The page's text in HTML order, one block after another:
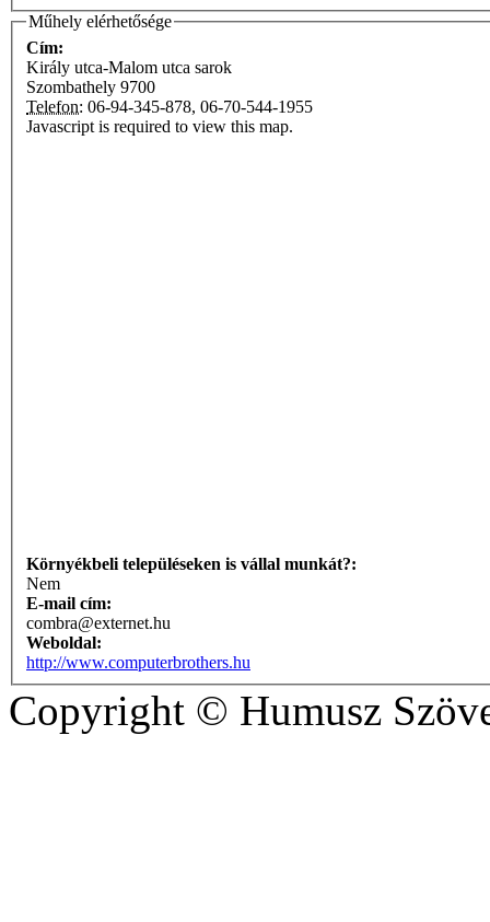
Műhely elérhetősége
Cím:
Király utca-Malom utca sarok
Szombathely 9700
Telefon: 06-94-345-878, 06-70-544-1955
Javascript is required to view this map.
Környékbeli településeken is vállal munkát?:
Nem
E-mail cím:
combra@externet.hu
Weboldal:
http://www.computerbrothers.hu
Copyright © Humusz